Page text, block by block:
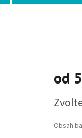
od
Obsah